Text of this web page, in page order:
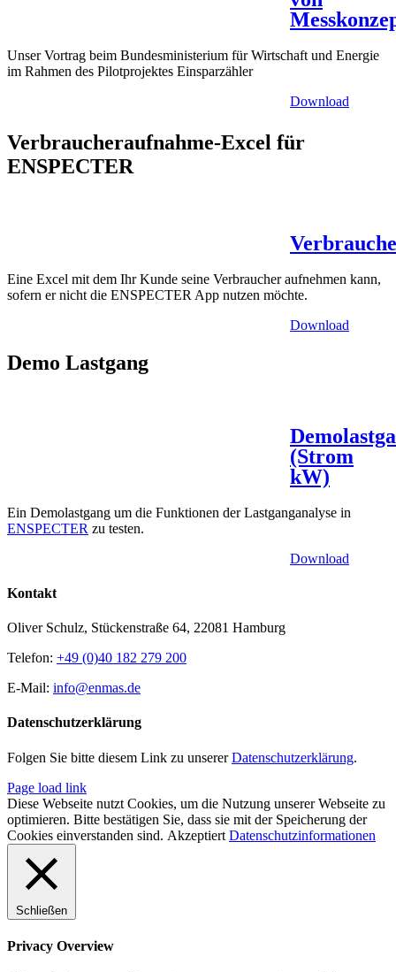
Unser Vortrag beim Bundesministerium für Wirtschaft und Energie
im Rahmen des Pilotprojektes Einsparzähler
Download
Verbraucheraufnahme-Excel für
ENSPECTER
Eine Excel mit dem Ihr Kunde seine Verbraucher aufnehmen kann,
sofern er nicht die ENSPECTER App nutzen möchte.
Download
Demo Lastgang
(Strom
kW)
Ein Demolastgang um die Funktionen der Lastganganalyse in
ENSPECTER zu testen.
Download
Kontakt
Oliver Schulz, Stückenstraße 64, 22081 Hamburg
Telefon: +49 (0)40 182 279 200
E-Mail: info@enmas.de
Datenschutzerklärung
Folgen Sie bitte diesem Link zu unsererDatenschutzerklärung.
Page load link
Diese Webseite nutzt Cookies, um die Nutzung unserer Webseite zu
optimieren. Bitte bestätigen Sie, dass sie mit der Speicherung der
Cookies einverstanden sind. Akzeptiert Datenschutzinformationen
Schließen
Privacy Overview